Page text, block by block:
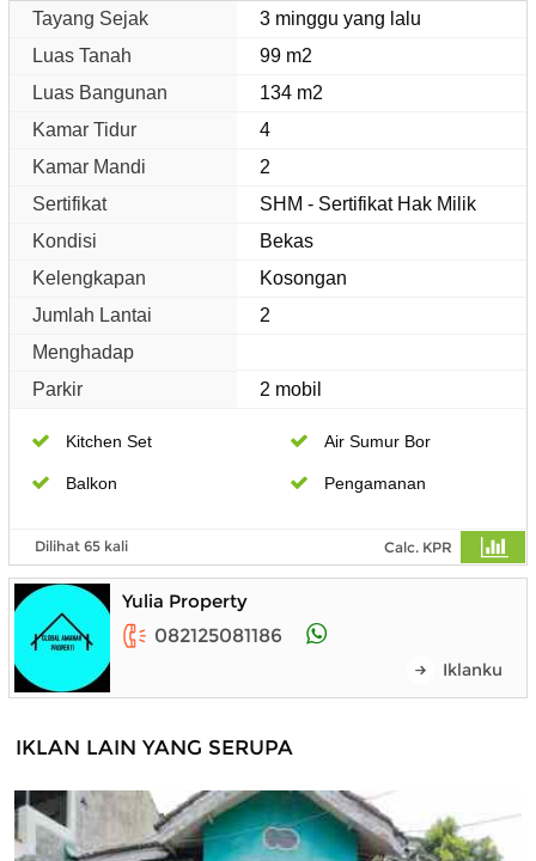
Tayang Sejak
3 minggu yang lalu
Luas Tanah
99 m2
Luas Bangunan
134 m2
Kamar Tidur
4
Kamar Mandi
2
Sertifikat
SHM - Sertifikat Hak Milik
Kondisi
Bekas
Kelengkapan
Kosongan
Jumlah Lantai
2
Menghadap
Parkir
2 mobil
Kitchen Set Air Sumur Bor
Balkon Pengamanan
Dilihat 65 kali Calc. KPR
Yulia Property
082125081186
Iklanku
IKLAN LAIN YANG SERUPA